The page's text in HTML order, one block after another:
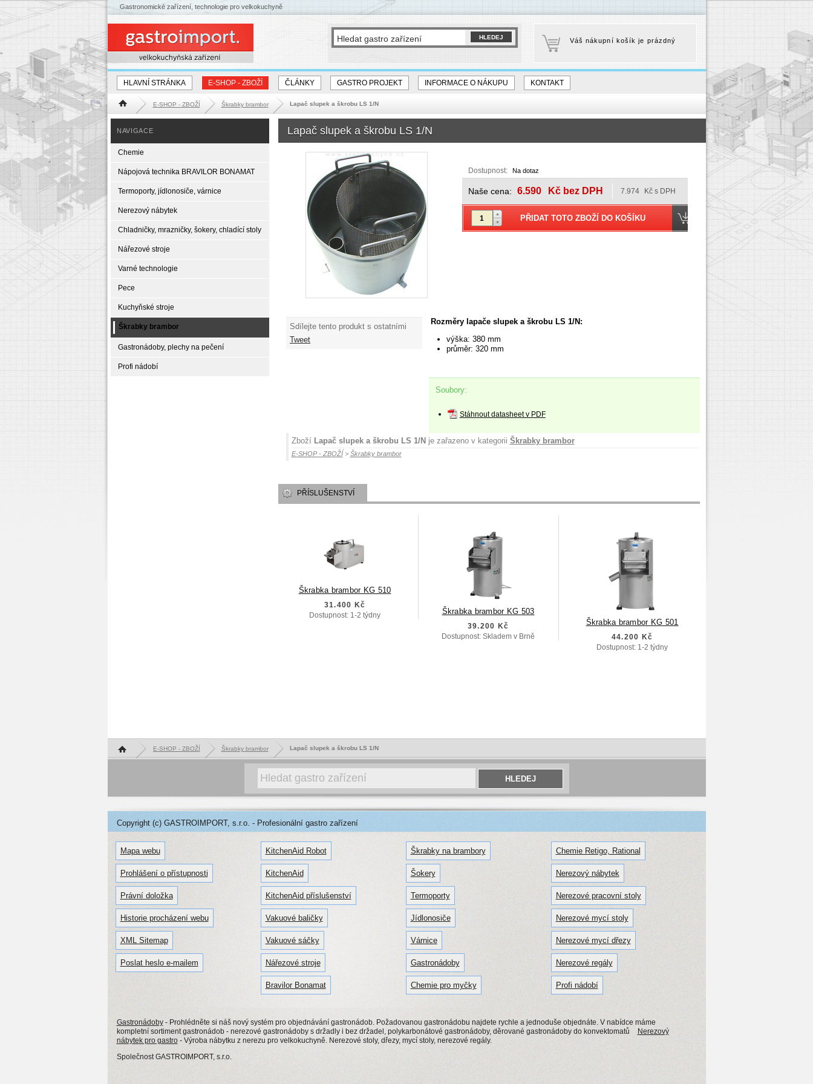
HLAVNÍ STRÁNKA E-SHOP - ZBOŽÍ ČLÁNKY GASTRO PROJEKT INFORMACE O NÁKUPU KONTAKT
Hlavní stránka E-SHOP - ZBOŽÍ Škrabky brambor Lapač slupek a škrobu LS 1/N
Lapač slupek a škrobu LS 1/N
Dostupnost: Na dotaz
Naše cena: 6.590 Kč bez DPH 7.974 Kč s DPH
Sdílejte tento produkt s ostatními
Tweet
Rozměry lapače slupek a škrobu LS 1/N:
výška: 380 mm
průměr: 320 mm
Soubory:
Stáhnout datasheet v PDF
Zboží Lapač slupek a škrobu LS 1/N je zařazeno v kategorii Škrabky brambor
E-SHOP - ZBOŽÍ> Škrabky brambor
PŘÍSLUŠENSTVÍ
Škrabka brambor KG 510
31.400 Kč
Dostupnost: 1-2 týdny
Škrabka brambor KG 503
39.200 Kč
Dostupnost: Skladem v Brně
Škrabka brambor KG 501
44.200 Kč
Dostupnost: 1-2 týdny
NAVIGACE
Chemie
Nápojová technika BRAVILOR BONAMAT
Termoporty, jídlonosiče, várnice
Nerezový nábytek
Chladničky, mrazničky, šokery, chladící stoly
Nářezové stroje
Varné technologie
Pece
Kuchyňské stroje
Škrabky brambor
Gastronádoby, plechy na pečení
Profi nádobí
Gastronomické zařízení, technologie pro velkokuchyně
Váš nákupní košík je prázdný
Hlavní stránka E-SHOP - ZBOŽÍ Škrabky brambor Lapač slupek a škrobu LS 1/N
Copyright (c) GASTROIMPORT, s.r.o. - Profesionální gastro zařízení
Mapa webu
Prohlášení o přístupnosti
Právní doložka
Historie procházení webu
XML Sitemap
Poslat heslo e-mailem
KitchenAid Robot
KitchenAid
KitchenAid příslušenství
Vakuové baličky
Vakuové sáčky
Nářezové stroje
Bravilor Bonamat
Škrabky na brambory
Šokery
Termoporty
Jídlonosiče
Várnice
Gastronádoby
Chemie pro myčky
Chemie Retigo, Rational
Nerezový nábytek
Nerezové pracovní stoly
Nerezové mycí stoly
Nerezové mycí dřezy
Nerezové regály
Profi nádobí
Gastronádoby - Prohlédněte si náš nový systém pro objednávání gastronádob. Požadovanou gastronádobu najdete rychle a jednoduše objednáte. V nabídce máme
kompletní sortiment gastronádob - nerezové gastronádoby s držadly i bez držadel, polykarbonátové gastronádoby, děrované gastronádoby do konvektomatů
Nerezový
nábytek pro gastro - Výroba nábytku z nerezu pro velkokuchyně. Nerezové stoly, dřezy, mycí stoly, nerezové regály.
Společnost GASTROIMPORT, s.r.o.